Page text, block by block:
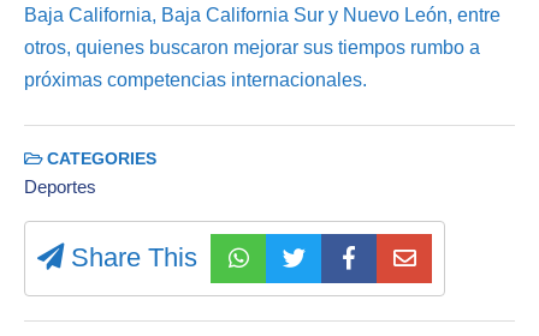
Baja California, Baja California Sur y Nuevo León, entre
otros, quienes buscaron mejorar sus tiempos rumbo a
próximas competencias internacionales.
CATEGORIES
Deportes
Share This